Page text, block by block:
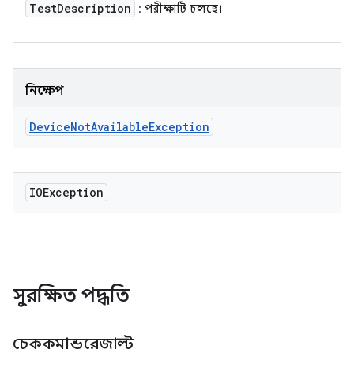
TestDescription : পরীক্ষাটি চলছে।
নিক্ষেপ
DeviceNotAvailableException
IOException
সুরক্ষিত পদ্ধতি
চেককমান্ডরেজাল্ট